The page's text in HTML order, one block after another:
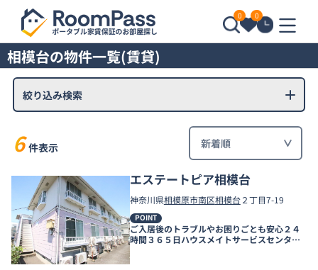
0 0
相模台の物件一覧(賃貸)
絞り込み検索
6 件表示
エステートピア相模台
神奈川県相模原市南区相模台２丁目7-19
POINT
ご入居後のトラブルやお困りごとも安心２４
時間３６５日ハウスメイトサービスセンター
電話受付対応。